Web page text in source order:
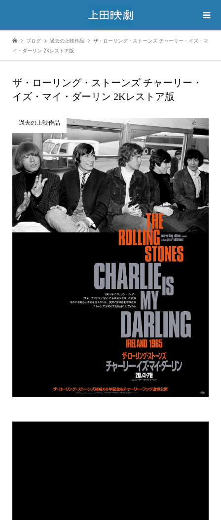
ブログ 過去の上映作品
ザ・ローリング・ストーンズ チャーリー・イズ・マ
イ・ダーリン 2Kレストア版
ザ・ローリング・ストーンズ チャーリー・
イズ・マイ・ダーリン 2Kレストア版
過去の上映作品